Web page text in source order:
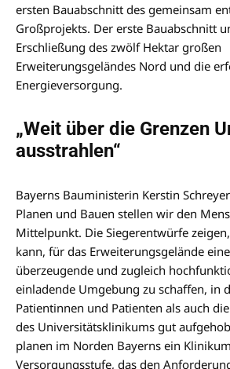
ersten Bauabschnitt des gemeinsam
Großprojekts. Der erste Bauabschnitt
Erschließung des zwölf Hektar großen
Erweiterungsgeländes Nord und die
Energieversorgung.
„Weit über die Grenzen
ausstrahlen“
Bayerns Bauministerin Kerstin
Planen und Bauen stellen wir den
Mittelpunkt. Die Siegerentwürfe
kann, für das Erweiterungsgelände
überzeugende und zugleich
einladende Umgebung zu schaffen, in
Patientinnen und Patienten als auch
des Universitätsklinikums gut
planen im Norden Bayerns ein
Versorgungsstufe, das den